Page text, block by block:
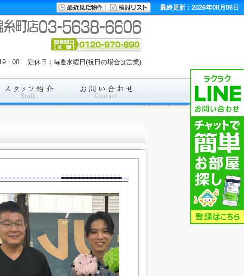
最終更新：2026年08月06日
：00 定休日：毎週水曜日(祝日の場合は営業)